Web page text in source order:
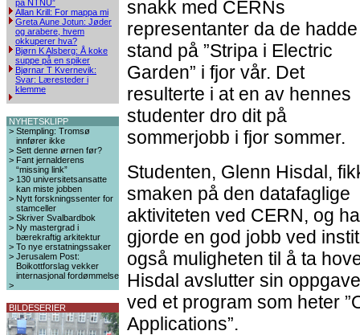
på NTNU”
Allan Krill: For mappa mi
Greta Aune Jotun: Jøder
og arabere, hvem
okkuperer hva?
Bjørn K Alsberg: Å koke
suppe på en spiker
Bjørnar T Kvernevik:
Svar: Læresteder i
klemme
NYHETSKLIPP
> Stempling: Tromsø
innfører ikke
> Sett denne ørnen før?
> Fant jernalderens
“missing link”
> 130 universitetsansatte
kan miste jobben
> Nytt forskningssenter for
stamceller
> Skriver Svalbardbok
> Ny mastergrad i
bærekraftig arkitektur
> To nye erstatningssaker
> Jerusalem Post:
Boikottforslag vekker
internasjonal fordømmelse
>
BILDESERIER
snakk med CERNs
representanter da de hadde
stand på ”Stripa i Electric
Garden” i fjor vår. Det
resulterte i at en av hennes
studenter dro dit på
sommerjobb i fjor sommer.
Studenten, Glenn Hisdal,
smaken på den datafaglige
aktiviteten ved CERN, og
gjorde en god jobb ved
også muligheten til å ta
Hisdal avslutter sin
ved et program som heter
Applications”.